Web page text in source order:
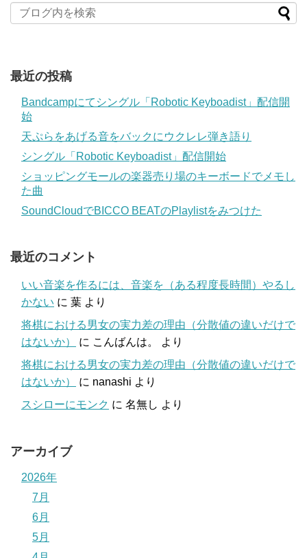
最近の投稿
Bandcampにてシングル「Robotic Keyboadist」配信開
始
天ぷらをあげる音をバックにウクレレ弾き語り
シングル「Robotic Keyboadist」配信開始
ショッピングモールの楽器売り場のキーボードでメモし
た曲
SoundCloudでBICCO BEATのPlaylistをみつけた
最近のコメント
いい音楽を作るには、音楽を（ある程度長時間）やるし
かない に 葉 より
将棋における男女の実力差の理由（分散値の違いだけで
はないか）
に こんばんは。
より
将棋における男女の実力差の理由（分散値の違いだけで
はないか）
に nanashi より
スシローにモンク に 名無し より
アーカイブ
2026年
7月
6月
5月